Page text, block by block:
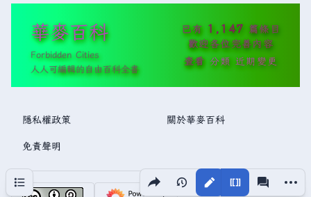
分享此頁面
視圖 更多
目次
華麥百科
Forbidden Cities
人人可編輯的自由百科全書
已有 1,147 篇條目
歡迎各位完善內容
查看 分類 近期變更
隱私權政策 關於華麥百科
免責聲明